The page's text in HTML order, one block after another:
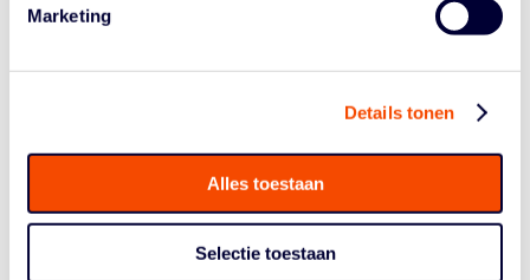
Marketing
Details tonen
Alles toestaan
Selectie toestaan
Cock van de Lagemaat
Yvonne Lansink Rotgerink
Lambert van Lieshout
Fieke Ligthart
Gertjan van der Linden